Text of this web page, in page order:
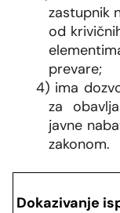
zastupnik
od
prevare;
4) ima
za
javne
zakonom.
Dokazivanje